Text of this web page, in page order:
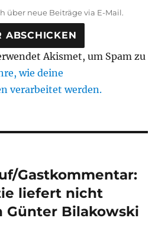
über neue Beiträge via E-Mail.
Akismet, um Spam zu
wie deine
verarbeitet werden.
Gastkommentar:
liefert nicht
Günter Bilakowski